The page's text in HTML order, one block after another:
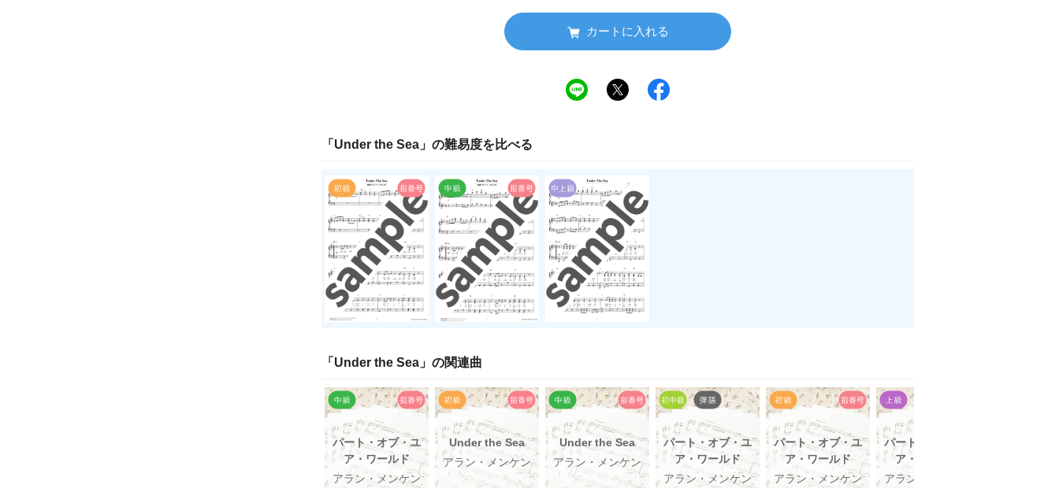
カートに入れる
「 Under the Sea 」の難易度を比べる
「 Under the Sea 」の関連曲
パート・オブ・ユ
ア・ワールド
アラン・メンケン
Under the Sea
アラン・メンケン
Under the Sea
アラン・メンケン
パート・オブ・ユ
ア・ワールド
アラン・メンケン
パート・オブ・ユ
ア・ワールド
アラン・メンケン
パート・オブ・ユ
ア・ワールド
アラン・メンケン